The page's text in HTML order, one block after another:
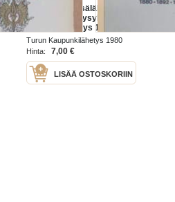
Sata vuotta sisälähetystä. Turun
Merimieslähetysyhdistys - Turun
Kaupunkilähetys 1880-1892-1980
Turun Kaupunkilähetys 1980
Hinta:
7,00 €
LISÄÄ OSTOSKORIIN